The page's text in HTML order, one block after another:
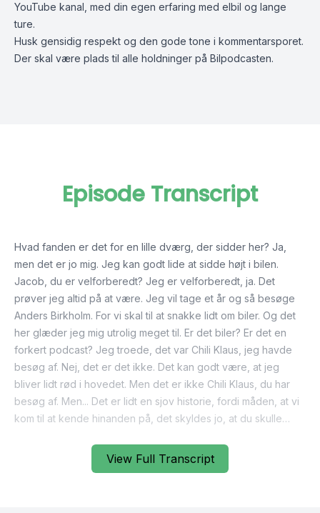
YouTube kanal, med din egen erfaring med elbil og lange
ture.
Husk gensidig respekt og den gode tone i kommentarsporet.
Der skal være plads til alle holdninger på Bilpodcasten.
View Full Transcript
Episode Transcript